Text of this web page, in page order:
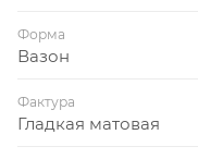
Форма
Вазон
Фактура
Гладкая матовая